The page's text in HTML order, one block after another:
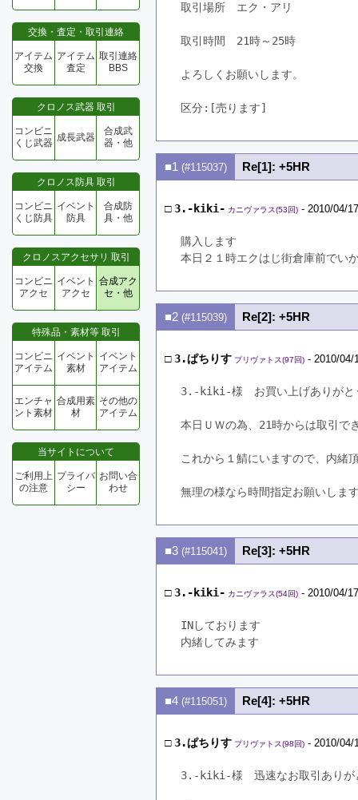
交換・査定・取引連絡
アイテム
交換
アイテム
査定
取引連絡
BBS
クロノス武器 取引
コンビニ
くじ武器 成長武器
合成武
器・他
クロノス防具 取引
コンビニ
くじ防具
イベント
防具
合成防
具・他
クロノスアクセサリ 取引
コンビニ
アクセ
イベント
アクセ
合成アク
セ・他
特殊品・素材等 取引
コンビニ
アイテム
イベント
素材
イベント
アイテム
エンチャ
ント素材
合成用素
材
その他の
アイテム
当サイトについて
ご利用上
の注意
プライバ
シー
お問い合
わせ
取引場所　エク・アリ
取引時間　21時～25時
よろしくお願いします。
区分:[売ります]
■1 (#115037) Re[1]: +5HR
□3.-kiki- カニヴァラス(53回) - 2010/04/
購入します
本日２１時エクはじ街倉庫前でい
■2 (#115039) Re[2]: +5HR
□3.ぱちりす プリヴァトス(97回) - 2010/04/
3.-kiki-様　お買い上げありがと
本日ＵＷの為、21時からは取引で
これから１鯖にいますので、内緒
無理の様なら時間指定お願いしま
■3 (#115041) Re[3]: +5HR
□3.-kiki- カニヴァラス(54回) - 2010/04/
INしております
内緒してみます
■4 (#115051) Re[4]: +5HR
□3.ぱちりす プリヴァトス(98回) - 2010/04/
3.-kiki-様　迅速なお取引ありが